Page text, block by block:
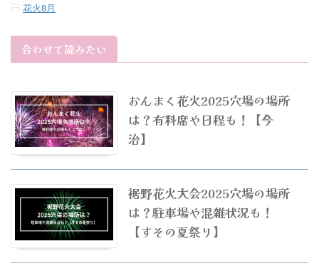
-花火8月
合わせて読みたい
おんまく花火2025穴場の場所
は？有料席や日程も！【今
治】
裾野花火大会2025穴場の場所
は？駐車場や混雑状況も！
【すその夏祭り】